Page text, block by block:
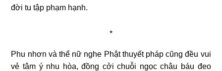
đời tu tập phạm hạnh.
*
Phu nhơn và thể nữ nghe Phật thuyết pháp cũng đều vui
vẻ tâm ý nhu hòa, đồng cởi chuỗi ngọc châu báu đeo